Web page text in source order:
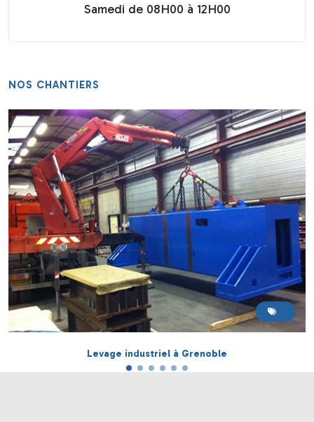
Samedi de 08H00 à 12H00
NOS CHANTIERS
Manutention et relevage d'une presse à Grenoble